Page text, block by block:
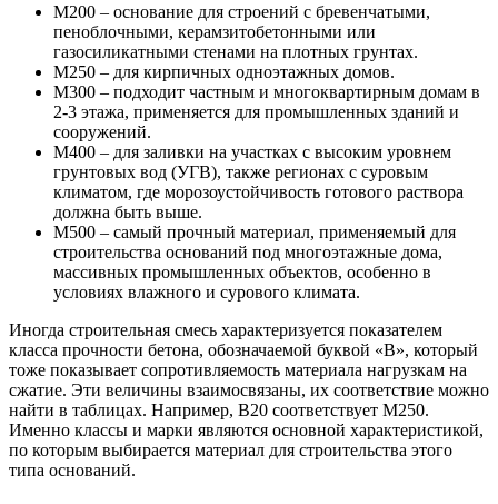
М200 – основание для строений с бревенчатыми,
пеноблочными, керамзитобетонными или
газосиликатными стенами на плотных грунтах.
М250 – для кирпичных одноэтажных домов.
М300 – подходит частным и многоквартирным домам в
2-3 этажа, применяется для промышленных зданий и
сооружений.
М400 – для заливки на участках с высоким уровнем
грунтовых вод (УГВ), также регионах с суровым
климатом, где морозоустойчивость готового раствора
должна быть выше.
М500 – самый прочный материал, применяемый для
строительства оснований под многоэтажные дома,
массивных промышленных объектов, особенно в
условиях влажного и сурового климата.
Иногда строительная смесь характеризуется показателем
класса прочности бетона, обозначаемой буквой «В», который
тоже показывает сопротивляемость материала нагрузкам на
сжатие. Эти величины взаимосвязаны, их соответствие можно
найти в таблицах. Например, В20 соответствует М250.
Именно классы и марки являются основной характеристикой,
по которым выбирается материал для строительства этого
типа оснований.